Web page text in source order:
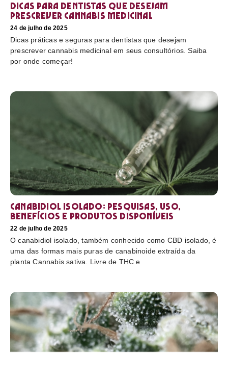
Dicas para dentistas que desejam
prescrever cannabis medicinal
24 de julho de 2025
Dicas práticas e seguras para dentistas que desejam
prescrever cannabis medicinal em seus consultórios. Saiba
por onde começar!
Canabidiol Isolado: pesquisas, uso,
benefícios e produtos disponíveis
22 de julho de 2025
O canabidiol isolado, também conhecido como CBD isolado, é
uma das formas mais puras de canabinoide extraída da
planta Cannabis sativa. Livre de THC e